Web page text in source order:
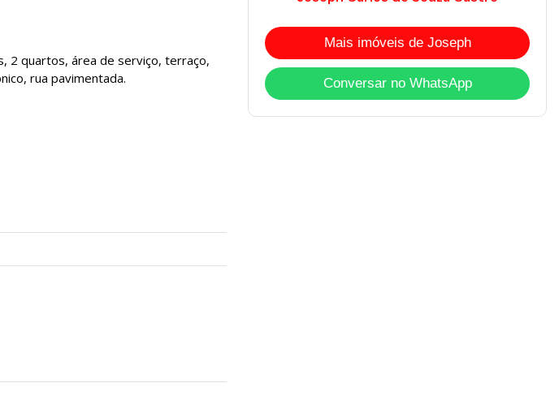
2 quartos, área de serviço, terraço,
rua pavimentada.
Mais imóveis de Joseph
Conversar no WhatsApp